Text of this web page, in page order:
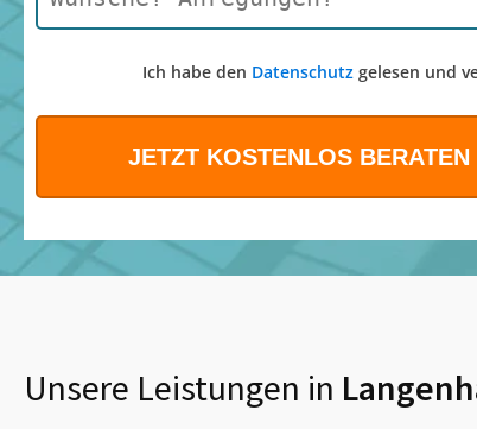
Ich habe den Datenschutzgelesen und
Unsere Leistungen in